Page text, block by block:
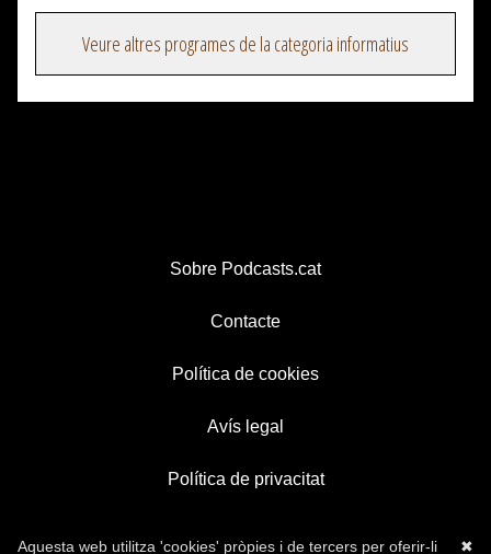
Veure altres programes de la categoria informatius
Sobre Podcasts.cat
Contacte
Política de cookies
Avís legal
Política de privacitat
✖
Aquesta web utilitza 'cookies' pròpies i de tercers per oferir-li